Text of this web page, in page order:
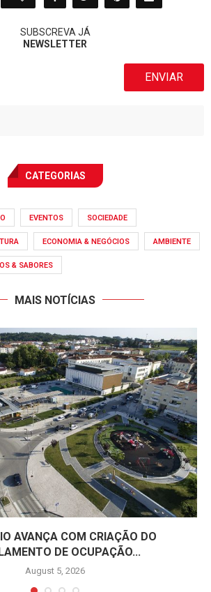
SUBSCREVA JÁ
NEWSLETTER
ENVIAR
CATEGORIAS
EVENTOS SOCIEDADE
ECONOMIA & NEGÓCIOS AMBIENTE
& SABORES
MAIS NOTÍCIAS
AVANÇA COM CRIAÇÃO DO
DE OCUPAÇÃO...
August 5, 2026